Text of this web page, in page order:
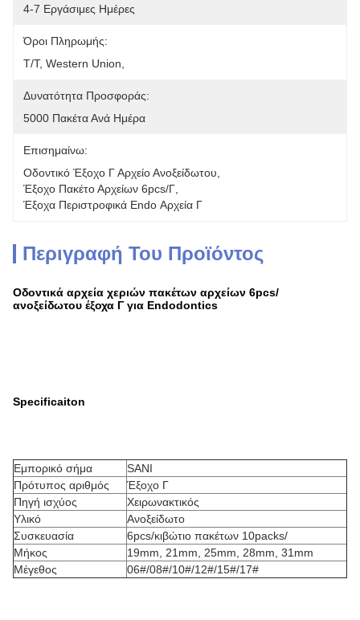
4-7 Εργάσιμες Ημέρες
Όροι Πληρωμής:
T/T, Western Union,
Δυνατότητα Προσφοράς:
5000 Πακέτα Ανά Ημέρα
Επισημαίνω:
Οδοντικό Έξοχο Γ Αρχείο Ανοξείδωτου
Έξοχο Πακέτο Αρχείων 6pcs/Γ
Έξοχα Περιστροφικά Endo Αρχεία Γ
Περιγραφή Του Προϊόντος
Οδοντικά αρχεία χεριών πακέτων αρχείων 6pcs/
ανοξείδωτου έξοχα Γ για Endodontics
Specificaiton
Εμπορικό σήμα
SANI
Πρότυπος αριθμός
Έξοχο Γ
Πηγή ισχύος
Χειρωνακτικός
Υλικό
Ανοξείδωτο
Συσκευασία
6pcs/κιβώτιο πακέτων 10packs/
Μήκος
19mm, 21mm, 25mm, 28mm, 31mm
Μέγεθος
06#/08#/10#/12#/15#/17#